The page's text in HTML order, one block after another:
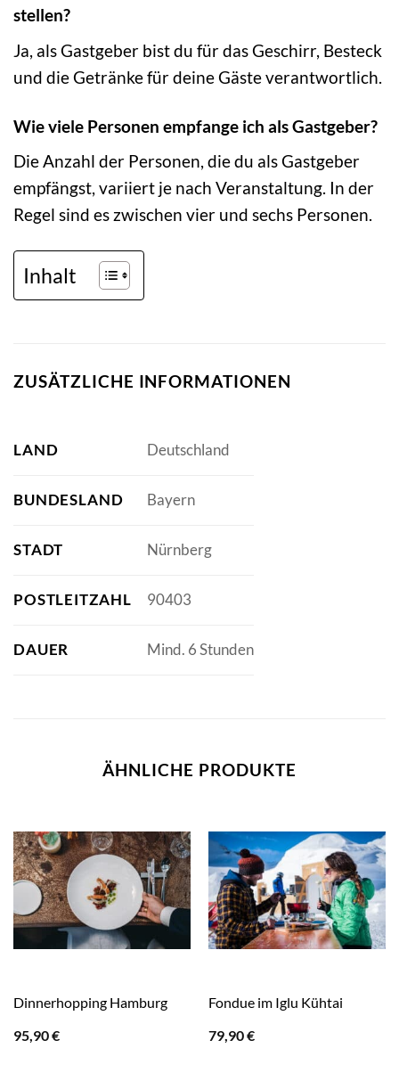
stellen?
Ja, als Gastgeber bist du für das Geschirr, Besteck
und die Getränke für deine Gäste verantwortlich.
Wie viele Personen empfange ich als Gastgeber?
Die Anzahl der Personen, die du als Gastgeber
empfängst, variiert je nach Veranstaltung. In der
Regel sind es zwischen vier und sechs Personen.
Inhalt
ZUSÄTZLICHE INFORMATIONEN
LAND Deutschland
BUNDESLAND Bayern
STADT Nürnberg
POSTLEITZAHL 90403
DAUER Mind. 6 Stunden
ÄHNLICHE PRODUKTE
Dinnerhopping Hamburg
95,90€
Fondue im Iglu Kühtai
79,90€